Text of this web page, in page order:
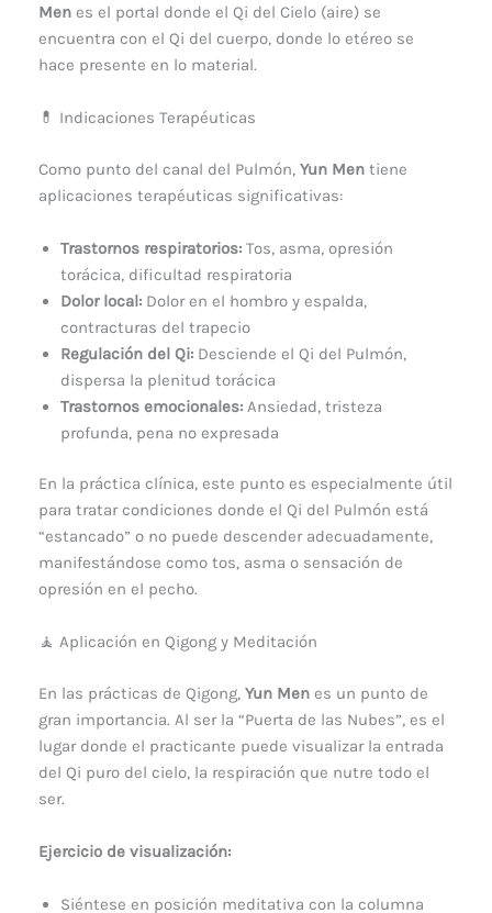
Men es el portal donde el Qi del Cielo (aire) se
encuentra con el Qi del cuerpo, donde lo etéreo se
hace presente en lo material.
💊 Indicaciones Terapéuticas
Como punto del canal del Pulmón, Yun Men tiene
aplicaciones terapéuticas significativas:
Trastornos respiratorios: Tos, asma, opresión
torácica, dificultad respiratoria
Dolor local: Dolor en el hombro y espalda,
contracturas del trapecio
Regulación del Qi: Desciende el Qi del Pulmón,
dispersa la plenitud torácica
Trastornos emocionales: Ansiedad, tristeza
profunda, pena no expresada
En la práctica clínica, este punto es especialmente útil
para tratar condiciones donde el Qi del Pulmón está
“estancado” o no puede descender adecuadamente,
manifestándose como tos, asma o sensación de
opresión en el pecho.
🧘 Aplicación en Qigong y Meditación
En las prácticas de Qigong, Yun Men es un punto de
gran importancia. Al ser la “Puerta de las Nubes”, es el
lugar donde el practicante puede visualizar la entrada
del Qi puro del cielo, la respiración que nutre todo el
ser.
Ejercicio de visualización:
Siéntese en posición meditativa con la columna